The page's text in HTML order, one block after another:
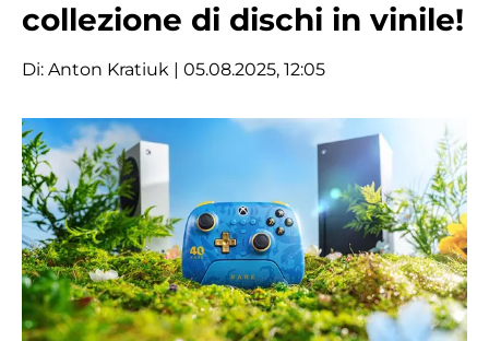
collezione di dischi in vinile!
Di: Anton Kratiuk | 05.08.2025, 12:05